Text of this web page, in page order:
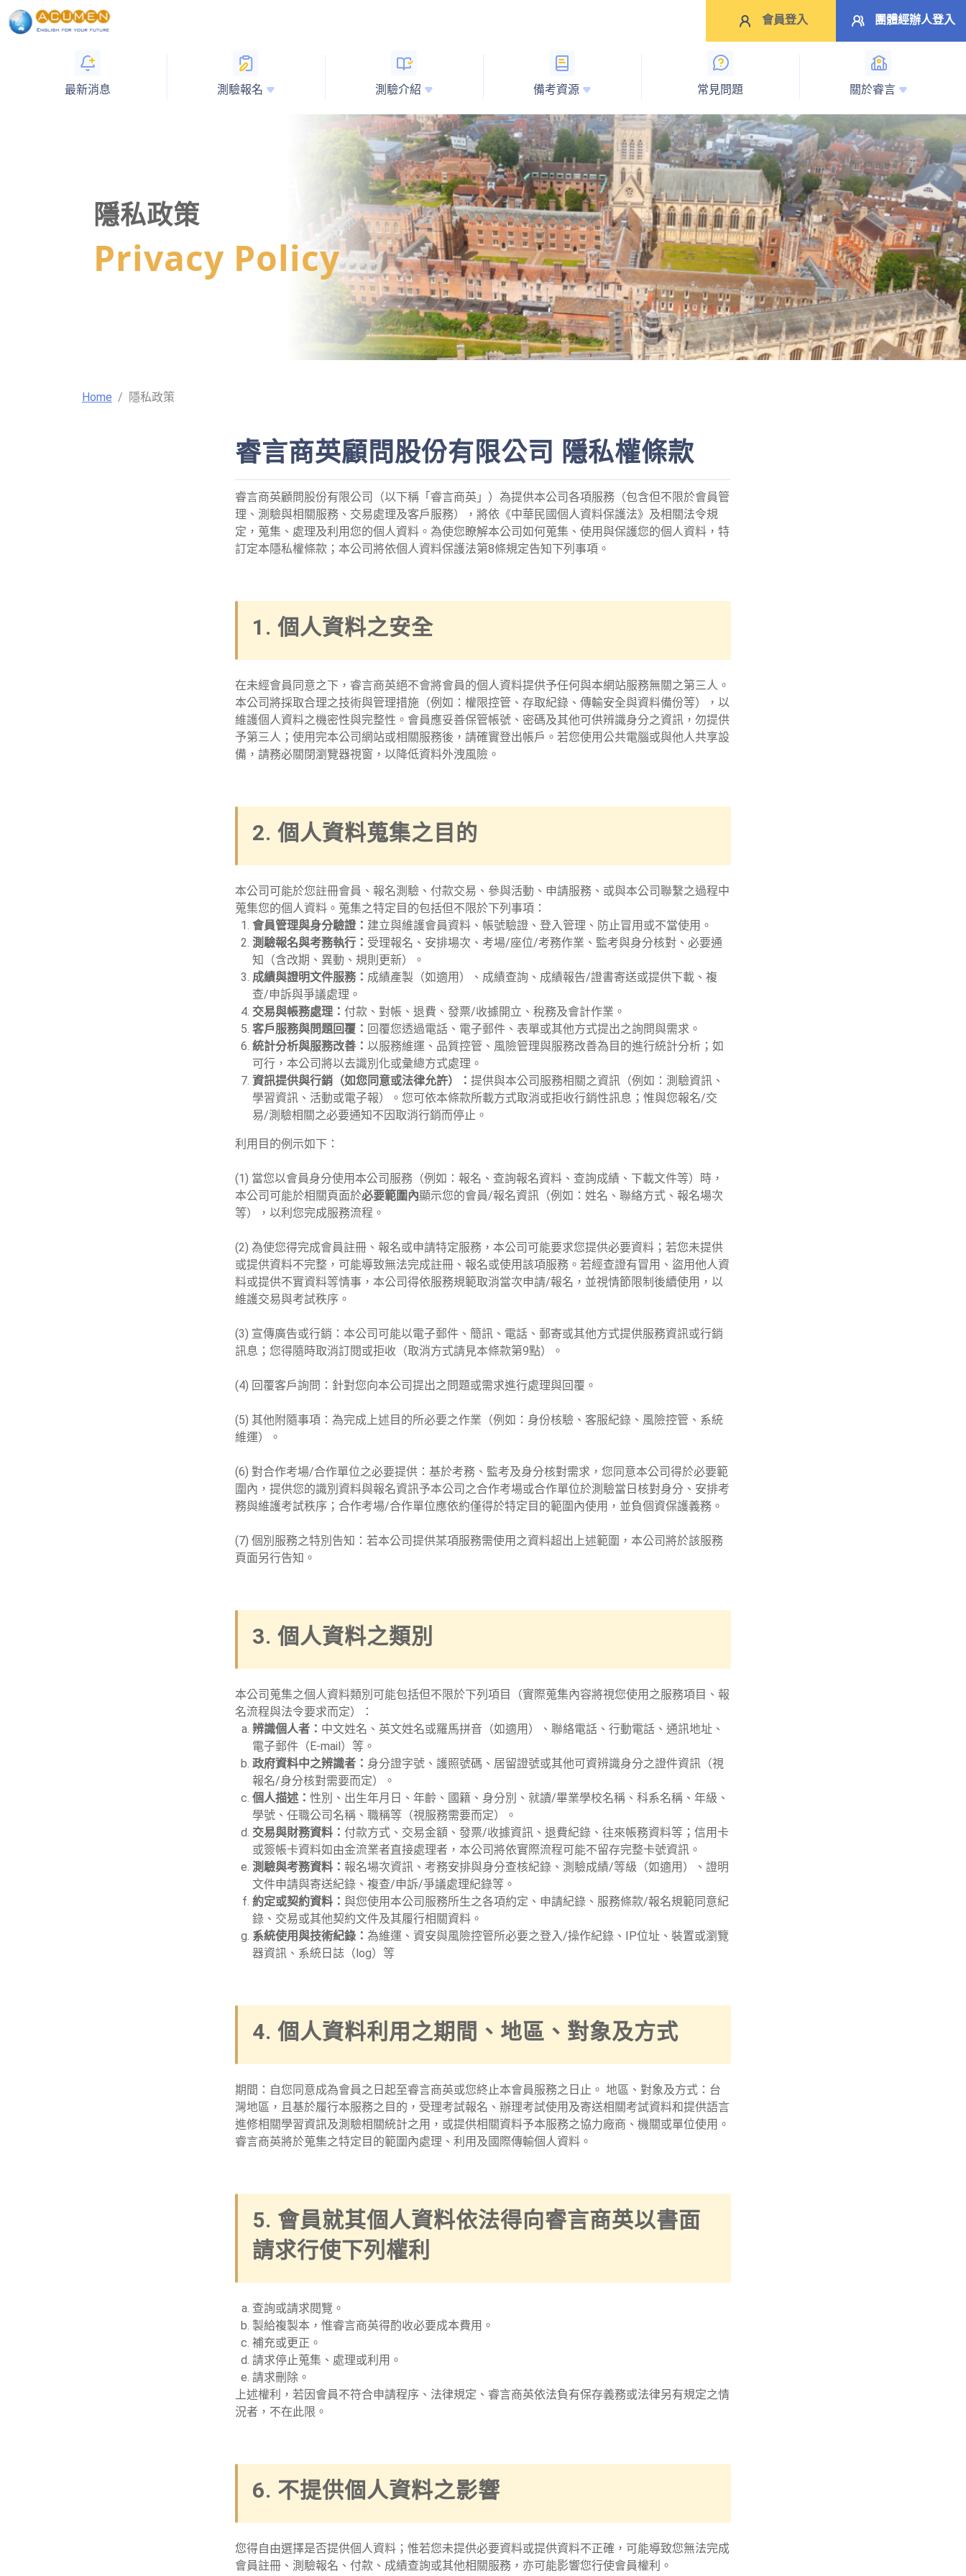
會員登入 團體經辦人登入
最新消息 測驗報名 測驗介紹 備考資源 常見問題 關於睿言
隱私政策
Privacy Policy
Home 隱私政策
睿言商英顧問股份有限公司 隱私權條款
睿言商英顧問股份有限公司（以下稱「睿言商英」）為提供本公司各項服務（包含但不限於會員管
理、測驗與相關服務、交易處理及客戶服務），將依《中華民國個人資料保護法》及相關法令規
定，蒐集、處理及利用您的個人資料。為使您瞭解本公司如何蒐集、使用與保護您的個人資料，特
訂定本隱私權條款；本公司將依個人資料保護法第8條規定告知下列事項。
1. 個人資料之安全
在未經會員同意之下，睿言商英絕不會將會員的個人資料提供予任何與本網站服務無關之第三人。
本公司將採取合理之技術與管理措施（例如：權限控管、存取紀錄、傳輸安全與資料備份等），以
維護個人資料之機密性與完整性。會員應妥善保管帳號、密碼及其他可供辨識身分之資訊，勿提供
予第三人；使用完本公司網站或相關服務後，請確實登出帳戶。若您使用公共電腦或與他人共享設
備，請務必關閉瀏覽器視窗，以降低資料外洩風險。
2. 個人資料蒐集之目的
本公司可能於您註冊會員、報名測驗、付款交易、參與活動、申請服務、或與本公司聯繫之過程中
蒐集您的個人資料。蒐集之特定目的包括但不限於下列事項：
會員管理與身分驗證： 建立與維護會員資料、帳號驗證、登入管理、防止冒用或不當使用。
測驗報名與考務執行： 受理報名、安排場次、考場/座位/考務作業、監考與身分核對、必要通
知（含改期、異動、規則更新）。
成績與證明文件服務： 成績產製（如適用）、成績查詢、成績報告/證書寄送或提供下載、複
查/申訴與爭議處理。
交易與帳務處理： 付款、對帳、退費、發票/收據開立、稅務及會計作業。
客戶服務與問題回覆： 回覆您透過電話、電子郵件、表單或其他方式提出之詢問與需求。
統計分析與服務改善： 以服務維運、品質控管、風險管理與服務改善為目的進行統計分析；如
可行，本公司將以去識別化或彙總方式處理。
資訊提供與行銷（如您同意或法律允許）： 提供與本公司服務相關之資訊（例如：測驗資訊、
學習資訊、活動或電子報）。您可依本條款所載方式取消或拒收行銷性訊息；惟與您報名/交
易/測驗相關之必要通知不因取消行銷而停止。
利用目的例示如下：
(1) 當您以會員身分使用本公司服務（例如：報名、查詢報名資料、查詢成績、下載文件等）時，
本公司可能於相關頁面於必要範圍內顯示您的會員/報名資訊（例如：姓名、聯絡方式、報名場次
等），以利您完成服務流程。
(2) 為使您得完成會員註冊、報名或申請特定服務，本公司可能要求您提供必要資料；若您未提供
或提供資料不完整，可能導致無法完成註冊、報名或使用該項服務。若經查證有冒用、盜用他人資
料或提供不實資料等情事，本公司得依服務規範取消當次申請/報名，並視情節限制後續使用，以
維護交易與考試秩序。
(3) 宣傳廣告或行銷：本公司可能以電子郵件、簡訊、電話、郵寄或其他方式提供服務資訊或行銷
訊息；您得隨時取消訂閱或拒收（取消方式請見本條款第9點）。
(4) 回覆客戶詢問：針對您向本公司提出之問題或需求進行處理與回覆。
(5) 其他附隨事項：為完成上述目的所必要之作業（例如：身份核驗、客服紀錄、風險控管、系統
維運）。
(6) 對合作考場/合作單位之必要提供：基於考務、監考及身分核對需求，您同意本公司得於必要範
圍內，提供您的識別資料與報名資訊予本公司之合作考場或合作單位於測驗當日核對身分、安排考
務與維護考試秩序；合作考場/合作單位應依約僅得於特定目的範圍內使用，並負個資保護義務。
(7) 個別服務之特別告知：若本公司提供某項服務需使用之資料超出上述範圍，本公司將於該服務
頁面另行告知。
3. 個人資料之類別
本公司蒐集之個人資料類別可能包括但不限於下列項目（實際蒐集內容將視您使用之服務項目、報
名流程與法令要求而定）：
辨識個人者： 中文姓名、英文姓名或羅馬拼音（如適用）、聯絡電話、行動電話、通訊地址、
電子郵件（E-mail）等。
政府資料中之辨識者： 身分證字號、護照號碼、居留證號或其他可資辨識身分之證件資訊（視
報名/身分核對需要而定）。
個人描述： 性別、出生年月日、年齡、國籍、身分別、就讀/畢業學校名稱、科系名稱、年級、
學號、任職公司名稱、職稱等（視服務需要而定）。
交易與財務資料： 付款方式、交易金額、發票/收據資訊、退費紀錄、往來帳務資料等；信用卡
或簽帳卡資料如由金流業者直接處理者，本公司將依實際流程可能不留存完整卡號資訊。
測驗與考務資料： 報名場次資訊、考務安排與身分查核紀錄、測驗成績/等級（如適用）、證明
文件申請與寄送紀錄、複查/申訴/爭議處理紀錄等。
約定或契約資料： 與您使用本公司服務所生之各項約定、申請紀錄、服務條款/報名規範同意紀
錄、交易或其他契約文件及其履行相關資料。
系統使用與技術紀錄： 為維運、資安與風險控管所必要之登入/操作紀錄、IP位址、裝置或瀏覽
器資訊、系統日誌（log）等
4. 個人資料利用之期間、地區、對象及方式
期間：自您同意成為會員之日起至睿言商英或您終止本會員服務之日止。 地區、對象及方式：台
灣地區，且基於履行本服務之目的，受理考試報名、辦理考試使用及寄送相關考試資料和提供語言
進修相關學習資訊及測驗相關統計之用，或提供相關資料予本服務之協力廠商、機關或單位使用。
睿言商英將於蒐集之特定目的範圍內處理、利用及國際傳輸個人資料。
5. 會員就其個人資料依法得向睿言商英以書面
請求行使下列權利
查詢或請求閱覽。
製給複製本，惟睿言商英得酌收必要成本費用。
補充或更正。
請求停止蒐集、處理或利用。
請求刪除。
上述權利，若因會員不符合申請程序、法律規定、睿言商英依法負有保存義務或法律另有規定之情
況者，不在此限。
6. 不提供個人資料之影響
您得自由選擇是否提供個人資料；惟若您未提供必要資料或提供資料不正確，可能導致您無法完成
會員註冊、測驗報名、付款、成績查詢或其他相關服務，亦可能影響您行使會員權利。